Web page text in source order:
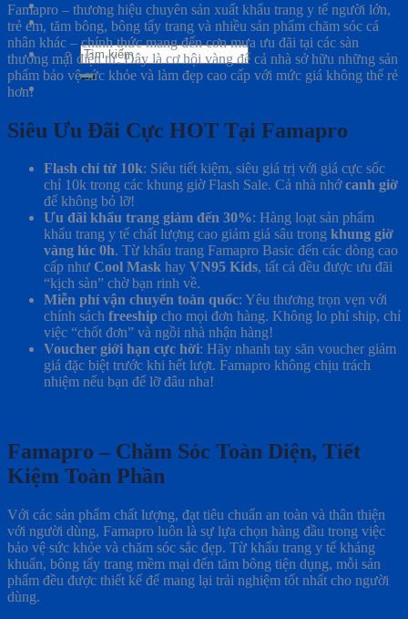
Tìm
kiếm:
Famapro – thương hiệu chuyên sản xuất khẩu trang y tế người lớn,
trẻ em, tăm bông, bông tẩy trang và nhiều sản phẩm chăm sóc cá
nhân khác – chính thức mang đến cơn mưa ưu đãi tại các sàn
thương mại điện tử. Đây là cơ hội vàng để cả nhà sở hữu những sản
phẩm bảo vệ sức khỏe và làm đẹp cao cấp với mức giá không thể rẻ
hơn!
Siêu Ưu Đãi Cực HOT Tại Famapro
Flash chỉ từ 10k: Siêu tiết kiệm, siêu giá trị với giá cực sốc
chỉ 10k trong các khung giờ Flash Sale. Cả nhà nhớcanh giờ
để không bỏ lỡ!
Ưu đãi khẩu trang giảm đến 30%: Hàng loạt sản phẩm
khẩu trang y tế chất lượng cao giảm giá sâu trong khung giờ
vàng lúc 0h. Từ khẩu trang Famapro Basic đến các dòng cao
cấp như Cool Mask hay VN95 Kids, tất cả đều được ưu đãi
“kịch sàn” chờ bạn rinh về.
Miễn phí vận chuyển toàn quốc: Yêu thương trọn vẹn với
chính sách freeship cho mọi đơn hàng. Không lo phí ship, chỉ
việc “chốt đơn” và ngồi nhà nhận hàng!
Voucher giới hạn cực hời: Hãy nhanh tay săn voucher giảm
giá đặc biệt trước khi hết lượt. Famapro không chịu trách
nhiệm nếu bạn để lỡ đâu nha!
Famapro – Chăm Sóc Toàn Diện, Tiết
Kiệm Toàn Phần
Với các sản phẩm chất lượng, đạt tiêu chuẩn an toàn và thân thiện
với người dùng, Famapro luôn là sự lựa chọn hàng đầu trong việc
bảo vệ sức khỏe và chăm sóc sắc đẹp. Từ khẩu trang y tế kháng
khuẩn, bông tẩy trang mềm mại đến tăm bông tiện dụng, mỗi sản
phẩm đều được thiết kế để mang lại trải nghiệm tốt nhất cho người
dùng.